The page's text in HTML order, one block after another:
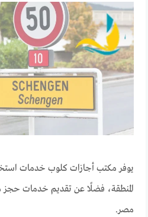
يوفر مكتب أجازات كلوب خدمات
المنطقة، فضلًا عن تقديم خدمات حجز
مصر.